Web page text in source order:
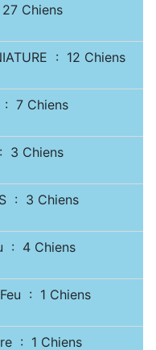
Chiens
: 12 Chiens
: 7 Chiens
3 Chiens
: 3 Chiens
: 4 Chiens
: 1 Chiens
: 1 Chiens